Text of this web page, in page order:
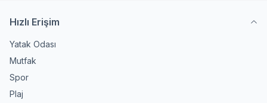
Hızlı Erişim
Yatak Odası
Mutfak
Spor
Plaj